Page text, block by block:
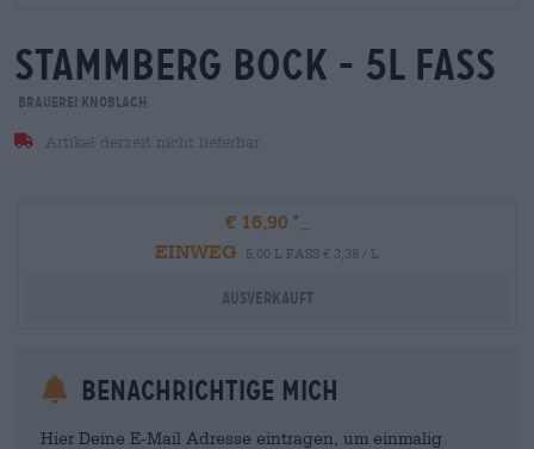
stammberg bock - 5l fass
Brauerei Knoblach
Artikel derzeit nicht lieferbar
€ 16,90
EINWEG
5,00 L FASS € 3,38 / L
Ausverkauft
Benachrichtige mich
Hier Deine E-Mail Adresse eintragen, um einmalig